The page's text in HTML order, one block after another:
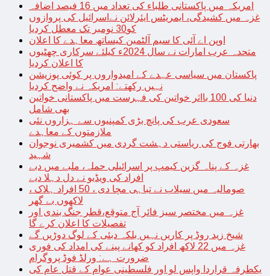
امریکہ میں پاکستانی طلباء کی تعداد میں 16 فیصد اضافہ
غزہ میں کشیدگی، ایمریٹس ایئرلائن نےاسرائیل کی پروازوں
کو30 نومبر تک معطل کردیا
اوپن اے آئی کا سیم آلٹمین کیساتھ معاہدے کا اعلان
متحدہ عرب امارات نے سال 2024ء کیلئے سرکاری چھٹیوں
کا اعلان کردیا
پاکستان میں سیاسی عہدے کے امیدواروں پر کوئی پوزیشن
نہیں رکھتے: امریکہ نے واضح کردیا
دنیا کی 100 بااثر خواتین کی فہرست میں پاکستانی خواتین
بھی شامل
سعودی عرب کی پانچ بڑی کمپنیوں سے ہزاروں نئی
ملازمتوں کے معاہدے
بھارتی فوج کی ریاستی دہشت گردی میں کشمیری نوجوان
شہید
غزہ کے پناہ گزین کیمپ پر اسرائیلی حملہ، ملبے میں دبے
افراد کی ویڈیو نے دل دہلا دیے
صومالیہ میں سیلاب نے تباہی مچا دی ، 50 افراد ہلاک ،
لاکھوں بے گھر
غزہ میں مختصر سیز فائر آج متوقع،قطر جنگ بندی اور
تفصیلات کا اعلان کرے گا
شیخ زید روڈ پر کاریں نہیں بلکہ دبئی کے لوگ دوڑیں گے
غزہ میں 22 لاکھ افراد کو کھانے پینے کی امداد کی فوری
ضرورت ہے: ورلڈ فوڈ پروگرام
یکطرفہ قراردا واپس لو اور فلسطینی عوام کے قتل عام کی